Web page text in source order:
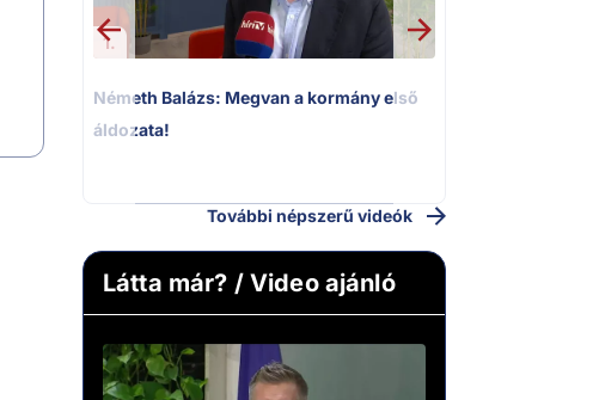
1.
Németh Balázs: Megvan a kormány első
áldozata!
További népszerű videók
Látta már? / Video ajánló